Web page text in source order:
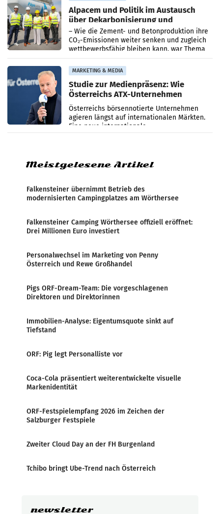
Alpacem und Politik im Austausch
über Dekarbonisierung und
Energiepreise
– Wie die Zement- und Betonproduktion ihre
CO₂-Emissionen weiter senken und zugleich
wettbewerbsfähig bleiben kann, war Thema
eines Treffens zwischen Staatssekretärin
Elisabeth
MARKETING & MEDIA
Studie zur Medienpräsenz: Wie
Österreichs ATX-Unternehmen
international wahrgenommen
werden
Österreichs börsennotierte Unternehmen
agieren längst auf internationalen Märkten.
Eine neue internationale
Medienresonanzanalyse untersucht die
Meistgelesene Artikel
Falkensteiner übernimmt Betrieb des
modernisierten Campingplatzes am Wörthersee
Falkensteiner Camping Wörthersee offiziell eröffnet:
Drei Millionen Euro investiert
Personalwechsel im Marketing von Penny
Österreich und Rewe Großhandel
Pigs ORF-Dream-Team: Die vorgeschlagenen
Direktoren und Direktorinnen
Immobilien-Analyse: Eigentumsquote sinkt auf
Tiefstand
ORF: Pig legt Personalliste vor
Coca-Cola präsentiert weiterentwickelte visuelle
Markenidentität
ORF-Festspielempfang 2026 im Zeichen der
Salzburger Festspiele
Zweiter Cloud Day an der FH Burgenland
Tchibo bringt Ube-Trend nach Österreich
newsletter